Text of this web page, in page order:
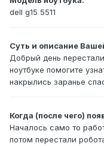
dell g15 5511
Суть и описание
Добрый день
ноутбуке помогите
накрылись заранье
Когда (после чего)
Началось само то
потом перестали